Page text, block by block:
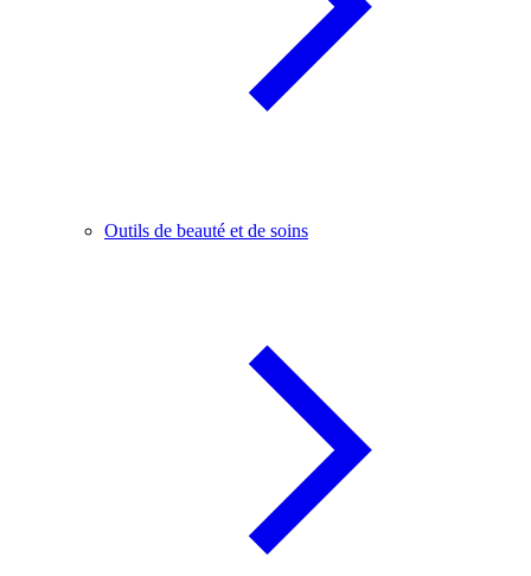
Outils de beauté et de soins